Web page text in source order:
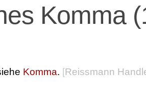
Komma
Komma. [Reissmann